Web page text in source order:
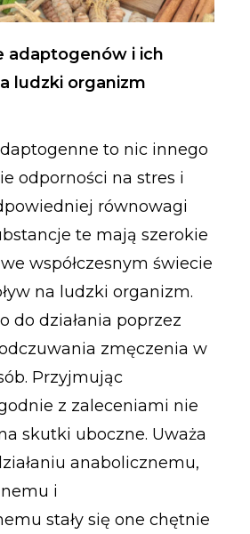
adaptogenów i ich
ludzki organizm
to nic innego
odporności na stres i
równowagi
te mają szerokie
współczesnym świecie
na ludzki organizm.
do działania poprzez
zmęczenia w
Przyjmując
z zaleceniami nie
skutki uboczne. Uważa
anabolicznemu,
i
stały się one chętnie